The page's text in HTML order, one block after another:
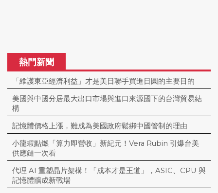
熱門新聞
「維護東亞經濟利益」才是美日聯手買進日圓的主要目的
美國與中國分居最大出口市場與進口來源國下的台灣貿易結
構
記憶體價格上漲，難成為美國政府鬆綁中國管制的理由
小龍蝦點燃「算力即營收」新紀元！Vera Rubin 引爆台美
供應鏈一次看
代理 AI 重塑晶片架構！「成本才是王道」，ASIC、CPU 與
記憶體牆成新戰場